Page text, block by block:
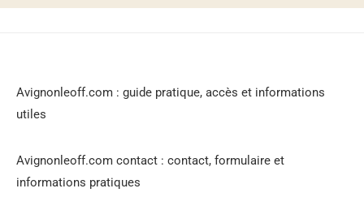
Avignonleoff.com : guide pratique, accès et informations
utiles
Avignonleoff.com contact : contact, formulaire et
informations pratiques